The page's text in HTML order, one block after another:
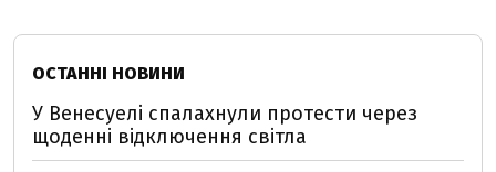
ОСТАННІ НОВИНИ
У Венесуелі спалахнули протести через
щоденні відключення світла